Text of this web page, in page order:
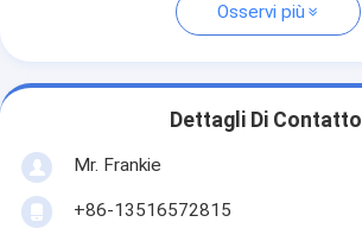
Osservi più
Dettagli Di Contatto
Mr. Frankie
+86-13516572815